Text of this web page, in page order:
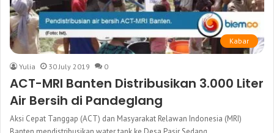
Kabar
Yulia 30 July 2019 0
ACT-MRI Banten Distribusikan 3.000 Liter
Air Bersih di Pandeglang
Aksi Cepat Tanggap (ACT) dan Masyarakat Relawan Indonesia (MRI)